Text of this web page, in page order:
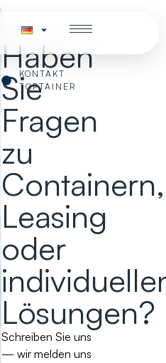
KONTAKT
TOPTAINER
Haben
Sie
Fragen
zu
Containern,
Leasing
oder
Lösungen?
Schreiben Sie uns
— wir melden uns